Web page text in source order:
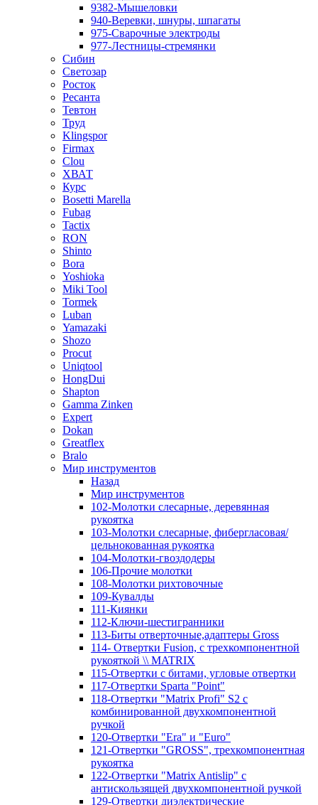
9382-Мышеловки
940-Веревки, шнуры, шпагаты
975-Сварочные электроды
977-Лестницы-стремянки
Сибин
Светозар
Росток
Ресанта
Тевтон
Труд
Klingspor
Firmax
Clou
XВАТ
Курс
Bosetti Marella
Fubag
Tactix
RON
Shinto
Bora
Yoshioka
Miki Tool
Tormek
Luban
Yamazaki
Shozo
Procut
Uniqtool
HongDui
Shapton
Gamma Zinken
Expert
Dokan
Greatflex
Bralo
Мир инструментов
Назад
Мир инструментов
102-Молотки слесарные, деревянная
рукоятка
103-Молотки слесарные, фибергласовая/
цельнокованная рукоятка
104-Молотки-гвоздодеры
106-Прочие молотки
108-Молотки рихтовочные
109-Кувалды
111-Киянки
112-Ключи-шестигранники
113-Биты отверточные,адаптеры Gross
114- Отвертки Fusion, c трехкомпонентной
рукояткой \\ MATRIX
115-Отвертки с битами, угловые отвертки
117-Отвертки Sparta "Point"
118-Отвертки "Matrix Profi" S2 с
комбинированной двухкомпонентной
ручкой
120-Отвертки "Era" и "Euro"
121-Отвертки "GROSS", трехкомпонентная
рукоятка
122-Отвертки "Matrix Antislip" с
антискользящей двухкомпонентной ручкой
129-Отвертки диэлектрические